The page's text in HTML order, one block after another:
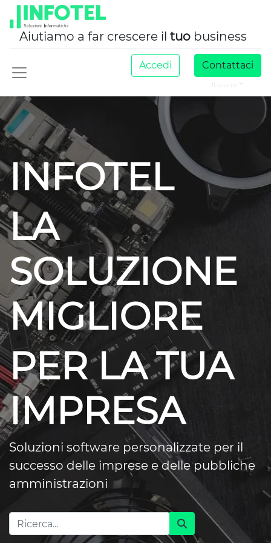
Aiutiamo a far crescere il tuo business
Accedi Contattaci
INFOTEL
LA
SOLUZIONE
MIGLIORE
PER LA TUA
IMPRESA
Soluzioni software personalizzate per il
successo delle imprese e delle pubbliche
amministrazioni